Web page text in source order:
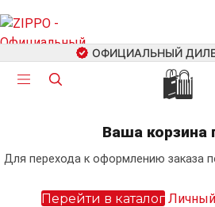
+7 (499) 460-42-09
ОФИЦИАЛЬНЫЙ
🛍
Ваша корзина
Для перехода к оформлению заказа
Перейти в каталог
Электронная почта